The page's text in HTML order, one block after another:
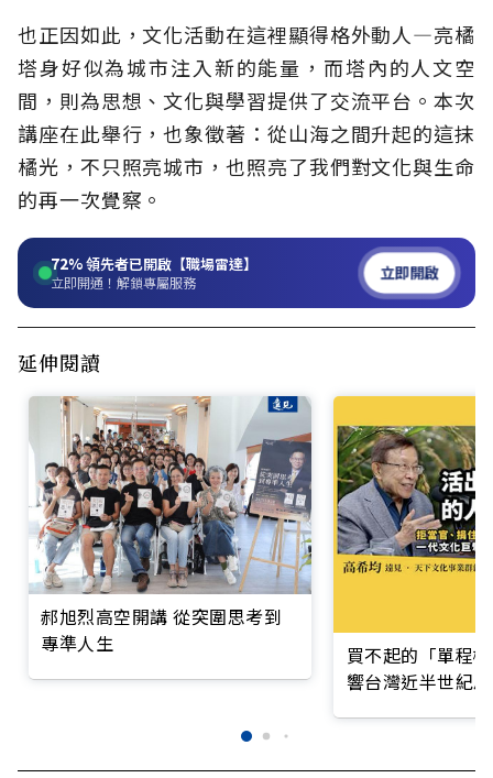
也正因如此，文化活動在這裡顯得格外動人—亮橘
塔身好似為城市注入新的能量，而塔內的人文空
間，則為思想、文化與學習提供了交流平台。本次
講座在此舉行，也象徵著：從山海之間升起的這抹
橘光，不只照亮城市，也照亮了我們對文化與生命
的再一次覺察。
72%領先者已開啟【職場雷達】
立即開通！解鎖專屬服務 立即開啟
延伸閱讀
郝旭烈高空開講 從突圍思考到
專準人生
買不起的「單程
響台灣近半世紀